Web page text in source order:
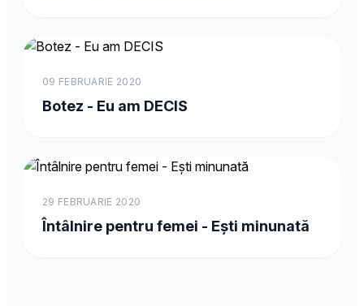
09 FEBRUARIE 2020
Botez - Eu am DECIS
29 FEBRUARIE 2020
Întâlnire pentru femei - Ești minunată